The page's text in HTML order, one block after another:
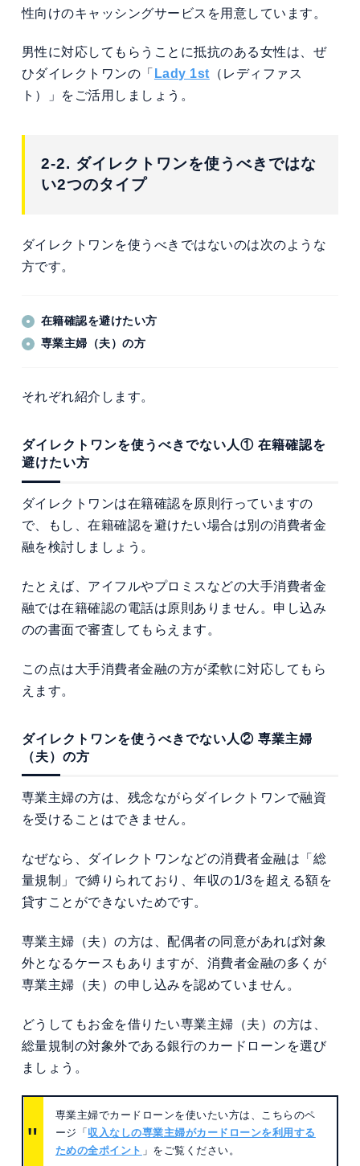
性向けのキャッシングサービスを用意しています。
男性に対応してもらうことに抵抗のある女性は、ぜ
ひダイレクトワンの「 Lady 1st （レディファス
ト）」をご活用しましょう。
2-2. ダイレクトワンを使うべきではな
い2つのタイプ
ダイレクトワンを使うべきではないのは次のような
方です。
在籍確認を避けたい方
専業主婦（夫）の方
それぞれ紹介します。
ダイレクトワンを使うべきでない人① 在籍確認を
避けたい方
ダイレクトワンは在籍確認を原則行っていますの
で、もし、在籍確認を避けたい場合は別の消費者金
融を検討しましょう。
たとえば、アイフルやプロミスなどの大手消費者金
融では在籍確認の電話は原則ありません。申し込み
のの書面で審査してもらえます。
この点は大手消費者金融の方が柔軟に対応してもら
えます。
ダイレクトワンを使うべきでない人② 専業主婦
（夫）の方
専業主婦の方は、残念ながらダイレクトワンで融資
を受けることはできません。
なぜなら、ダイレクトワンなどの消費者金融は「総
量規制」で縛りられており、年収の1/3を超える額を
貸すことができないためです。
専業主婦（夫）の方は、配偶者の同意があれば対象
外となるケースもありますが、消費者金融の多くが
専業主婦（夫）の申し込みを認めていません。
どうしてもお金を借りたい専業主婦（夫）の方は、
総量規制の対象外である銀行のカードローンを選び
ましょう。
専業主婦でカードローンを使いたい方は、こちらのペ
ージ「 収入なしの専業主婦がカードローンを利用する
ための全ポイント 」をご覧ください。